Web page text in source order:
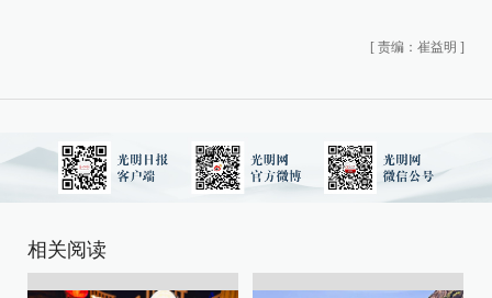
[ 责编：崔益明 ]
相关阅读